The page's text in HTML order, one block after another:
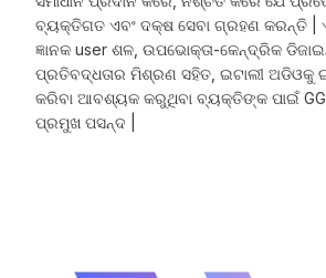
ବ୍ୟକ୍ତିଗତ ଏବଂ ଦକ୍ଷ ସେବା ଗ୍ରହଣ କରନ୍ତି |
ଜ୍ଞାନକ user ଶଳ, ଉପଭୋକ୍ତା-କେନ୍ଦ୍ରିକ
ପ୍ରତିବଦ୍ଧତାର ମିଶ୍ରଣ ସହିତ, ଇଟାଲୀ ଅଡିଓକୁ
କରିବା ଆବଶ୍ୟକ କରୁଥିବା ବ୍ୟକ୍ତିଙ୍କ ପାଇଁ
ପ୍ରମୁଖ ପସନ୍ଦ |